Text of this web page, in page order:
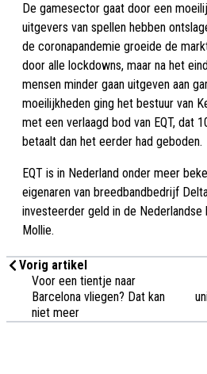
De gamesector gaat door een
uitgevers van spellen hebben
de coronapandemie groeide de
door alle lockdowns, maar na het
mensen minder gaan uitgeven aan
moeilijkheden ging het bestuur van
met een verlaagd bod van EQT, dat
betaalt dan het eerder had geboden.
EQT is in Nederland onder meer
eigenaren van breedbandbedrijf
investeerder geld in de
Mollie.
Vorig artikel
Voor een tientje naar
Barcelona vliegen? Dat kan
niet meer